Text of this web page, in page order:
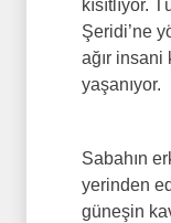
kısıtlıyor.
Şeridi’ne
ağır insani
yaşanıyor.
Sabahın
yerinden
güneşin